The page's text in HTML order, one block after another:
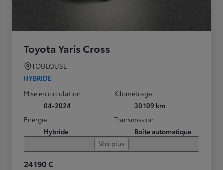
Toyota Yaris Cross
TOULOUSE
HYBRIDE
Mise en circulation
04-2024
Kilométrage
30 109 km
Energie
Hybride
Transmission
Boîte automatique
Voir plus
24 190 €